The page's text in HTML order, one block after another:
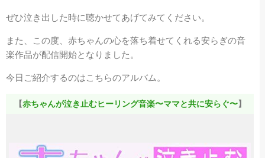
ぜひ泣き出した時に聴かせてあげてみてください。
また、この度、赤ちゃんの心を落ち着せてくれる安らぎの音
楽作品が配信開始となりました。
今日ご紹介するのはこちらのアルバム。
【赤ちゃんが泣き止むヒーリング音楽〜ママと共に安らぐ〜】